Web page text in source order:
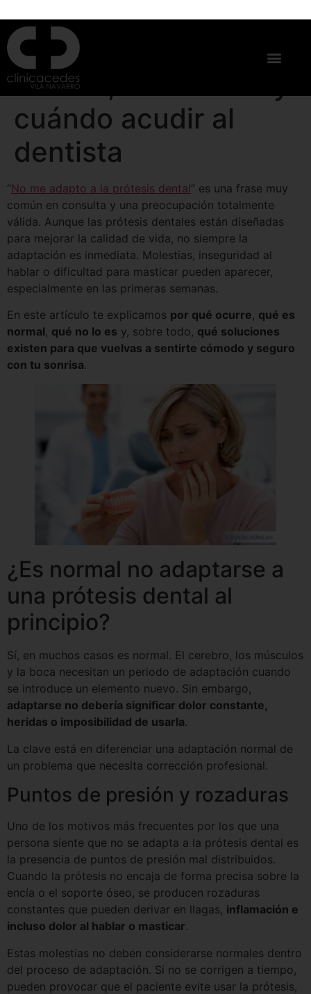
No me adapto a la
prótesis dental:
causas, soluciones y
cuándo acudir al
dentista
“No me adapto a la prótesis dental” es una frase muy
común en consulta y una preocupación totalmente
válida. Aunque las prótesis dentales están diseñadas
para mejorar la calidad de vida, no siempre la
adaptación es inmediata. Molestias, inseguridad al
hablar o dificultad para masticar pueden aparecer,
especialmente en las primeras semanas.
En este artículo te explicamos por qué ocurre, qué es
normal, qué no lo es y, sobre todo, qué soluciones
existen para que vuelvas a sentirte cómodo y seguro
con tu sonrisa.
¿Es normal no adaptarse a
una prótesis dental al
principio?
Sí, en muchos casos es normal. El cerebro, los músculos
y la boca necesitan un periodo de adaptación cuando
se introduce un elemento nuevo. Sin embargo,
adaptarse no debería significar dolor constante,
heridas o imposibilidad de usarla.
La clave está en diferenciar una adaptación normal de
un problema que necesita corrección profesional.
Puntos de presión y rozaduras
Uno de los motivos más frecuentes por los que una
persona siente que no se adapta a la prótesis dental es
la presencia de puntos de presión mal distribuidos.
Cuando la prótesis no encaja de forma precisa sobre la
encía o el soporte óseo, se producen rozaduras
constantes que pueden derivar en llagas, inflamación e
incluso dolor al hablar o masticar.
Estas molestias no deben considerarse normales dentro
del proceso de adaptación. Si no se corrigen a tiempo,
pueden provocar que el paciente evite usar la prótesis,